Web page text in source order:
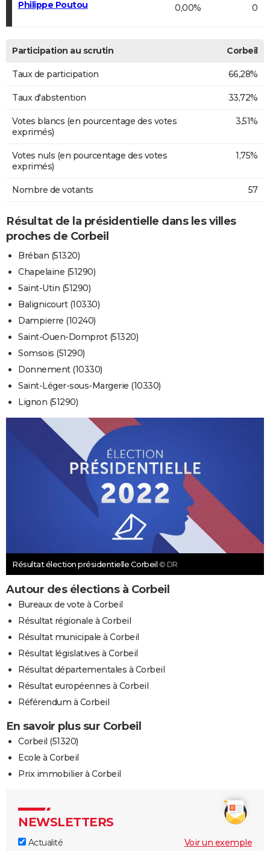
Philippe Poutou 0,00% 0
Participation au scrutin Corbeil
Taux de participation 66,28%
Taux d'abstention 33,72%
Votes blancs (en pourcentage des votes
exprimés)
3,51%
Votes nuls (en pourcentage des votes
exprimés)
1,75%
Nombre de votants 57
Résultat de la présidentielle dans les villes
proches de Corbeil
Bréban (51320)
Chapelaine (51290)
Saint-Utin (51290)
Balignicourt (10330)
Dampierre (10240)
Saint-Ouen-Domprot (51320)
Somsois (51290)
Donnement (10330)
Saint-Léger-sous-Margerie (10330)
Lignon (51290)
Résultat élection présidentielle Corbeil © DR
Autour des élections à Corbeil
Bureaux de vote à Corbeil
Résultat régionale à Corbeil
Résultat municipale à Corbeil
Résultat législatives à Corbeil
Résultat départementales à Corbeil
Résultat européennes à Corbeil
Référendum à Corbeil
En savoir plus sur Corbeil
Corbeil (51320)
Ecole à Corbeil
Prix immobilier à Corbeil
NEWSLETTERS
Actualité
Voir un exemple